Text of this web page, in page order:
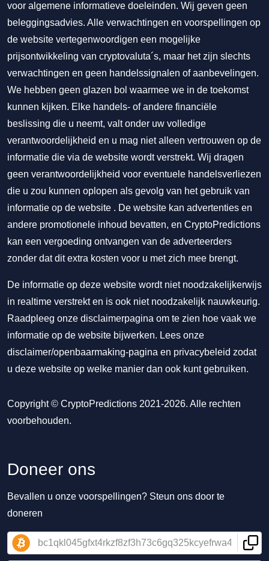
voor algemene informatieve doeleinden. Wij geven geen
beleggingsadvies. Alle verwachtingen en voorspellingen op
de website vertegenwoordigen een mogelijke
prijsontwikkeling van cryptovaluta´s, maar het zijn slechts
verwachtingen en geen handelssignalen of aanbevelingen.
We hebben geen glazen bol waarmee we in de toekomst
kunnen kijken. Elke handels- of andere financiële
beslissing die u neemt, valt onder uw volledige
verantwoordelijkheid en u mag niet alleen vertrouwen op de
informatie die via de website wordt verstrekt. Wij dragen
geen verantwoordelijkheid voor eventuele handelsverliezen
die u zou kunnen oplopen als gevolg van het gebruik van
informatie op de website . De website kan advertenties en
andere promotionele inhoud bevatten, en CryptoPredictions
kan een vergoeding ontvangen van de adverteerders
zonder dat dit extra kosten voor u met zich mee brengt.
De informatie op deze website wordt niet noodzakelijkerwijs
in realtime verstrekt en is ook niet noodzakelijk nauwkeurig.
Raadpleeg onze disclaimerpagina om te zien hoe vaak we
informatie op de website bijwerken. Lees onze
disclaimer/openbaarmaking-pagina en privacybeleid zodat
u deze website op welke manier dan ook kunt gebruiken.
Copyright © CryptoPredictions 2021-2026. Alle rechten
voorbehouden.
Doneer ons
Bevallen u onze voorspellingen? Steun ons door te
doneren